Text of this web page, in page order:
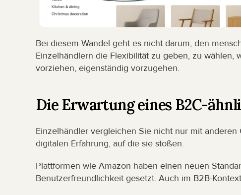
Bei diesem Wandel geht es nicht darum, den
Einzelhändlern die Flexibilität zu geben, zu
vorziehen, eigenständig vorzugehen.
Die Erwartung eines B2C-
Einzelhändler vergleichen Sie nicht nur mit
digitalen Erfahrung, auf die sie stoßen.
Plattformen wie Amazon haben einen neuen
Benutzerfreundlichkeit gesetzt. Auch im B2B-